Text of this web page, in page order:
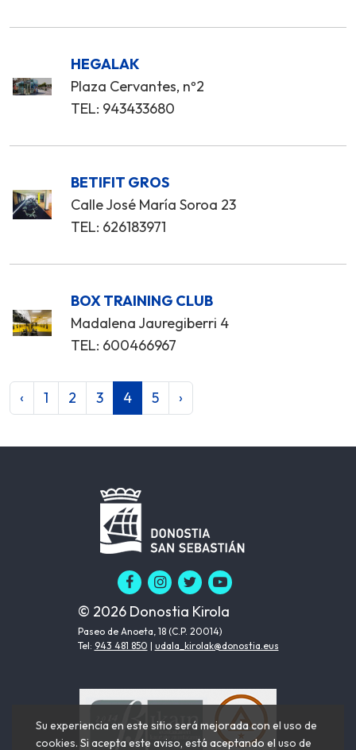
HEGALAK
Plaza Cervantes, nº2
TEL: 943433680
BETIFIT GROS
Calle José María Soroa 23
TEL: 626183971
BOX TRAINING CLUB
Madalena Jauregiberri 4
TEL: 600466967
‹ 1 2 3 4 5 ›
© 2026 Donostia Kirola
Paseo de Anoeta, 18 (C.P. 20014)
Tel: 943 481 850 | udala_kirolak@donostia.eus
Su experiencia en este sitio será mejorada con el uso de
cookies. Si acepta este aviso, está aceptando el uso de